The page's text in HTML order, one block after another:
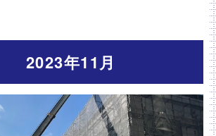
2023年11月